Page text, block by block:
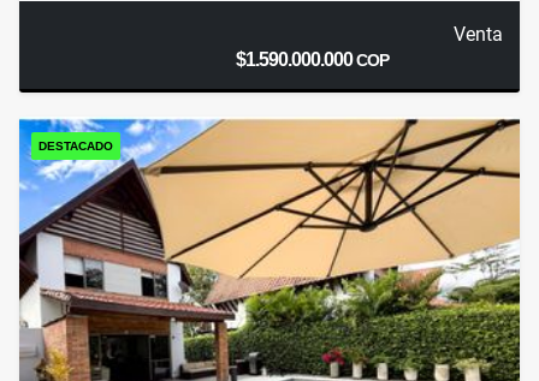
Venta
$1.590.000.000COP
DESTACADO